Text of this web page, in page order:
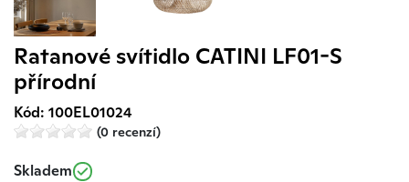
Ratanové svítidlo CATINI LF01-S
přírodní
Kód: 100EL01024
(0 recenzí)
Skladem